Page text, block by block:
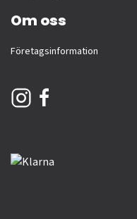
Om oss
Företagsinformation